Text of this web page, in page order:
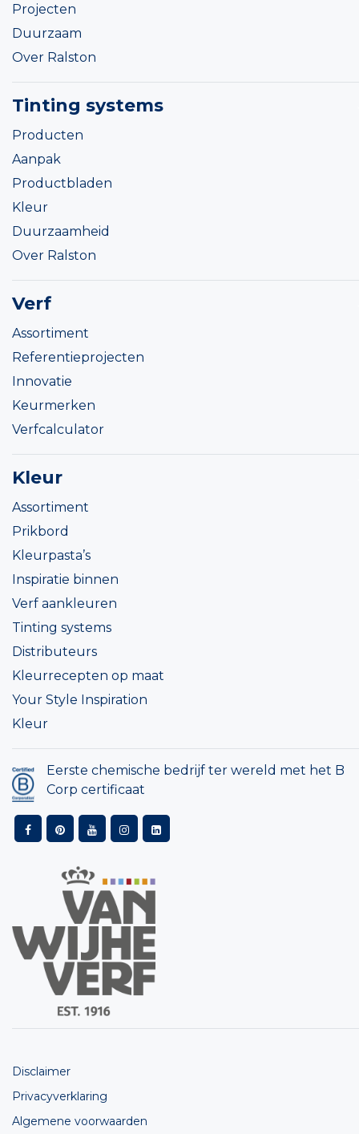
Projecten
Duurzaam
Over Ralston
Tinting systems
Producten
Aanpak
Productbladen
Kleur
Duurzaamheid
Over Ralston
Verf
Assortiment
Referentieprojecten
Innovatie
Keurmerken
Verfcalculator
Kleur
Assortiment
Prikbord
Kleurpasta’s
Inspiratie binnen
Verf aankleuren
Tinting systems
Distributeurs
Kleurrecepten op maat
Your Style Inspiration
Kleur
Eerste chemische bedrijf ter wereld met het B
Corp certificaat
Disclaimer
Privacyverklaring
Algemene voorwaarden